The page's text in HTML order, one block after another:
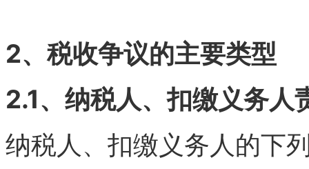
2、税收争议的主要类型
2.1、纳税人、扣缴义务人
纳税人、扣缴义务人的下